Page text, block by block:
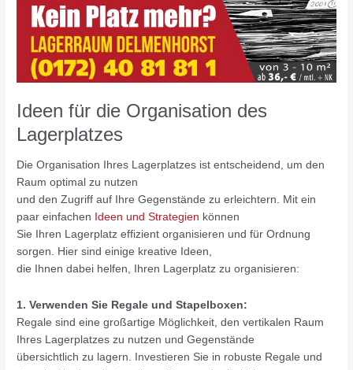
Ideen für die Organisation des
Lagerplatzes
Die Organisation Ihres Lagerplatzes ist entscheidend, um den
Raum optimal zu nutzen
und den Zugriff auf Ihre Gegenstände zu erleichtern. Mit ein
paar einfachen Ideen und Strategien können
Sie Ihren Lagerplatz effizient organisieren und für Ordnung
sorgen. Hier sind einige kreative Ideen,
die Ihnen dabei helfen, Ihren Lagerplatz zu organisieren:
1. Verwenden Sie Regale und Stapelboxen:
Regale sind eine großartige Möglichkeit, den vertikalen Raum
Ihres Lagerplatzes zu nutzen und Gegenstände
übersichtlich zu lagern. Investieren Sie in robuste Regale und